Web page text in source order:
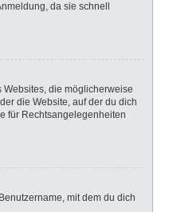
da sie schnell
Websites, die möglicherweise
die Website, auf der du dich
für Rechtsangelegenheiten
mit dem du dich